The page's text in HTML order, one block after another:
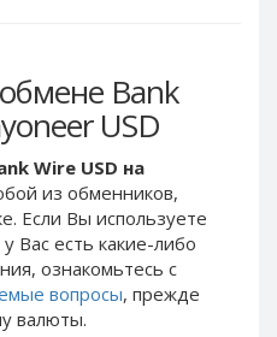
Bank
USD
Wire USD на
из обменников,
Если Вы используете
Вас есть какие-либо
ознакомьтесь с
вопросы, прежде
валюты.
Skril EUR
Skril INR
Skril PLN
Skril GBP
Skril AUD
Skril NOK